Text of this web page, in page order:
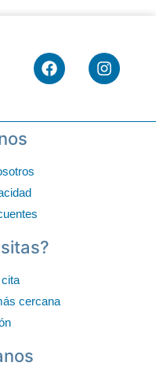
cercana